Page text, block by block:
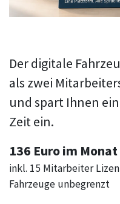
Der digitale
als zwei
und spart Ihnen
Zeit ein.
136 Euro im
inkl. 15 Mitarbeiter
Fahrzeuge unbegrenzt